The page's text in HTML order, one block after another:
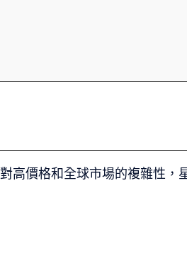
高價格和全球市場的複雜性，